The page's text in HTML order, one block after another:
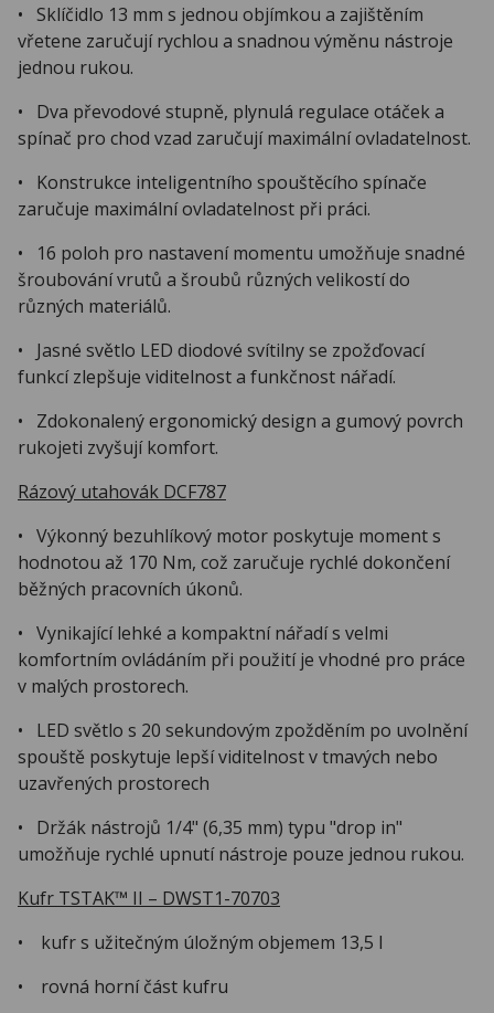
• Sklíčidlo 13 mm s jednou objímkou a zajištěním
vřetene zaručují rychlou a snadnou výměnu nástroje
jednou rukou.
• Dva převodové stupně, plynulá regulace otáček a
spínač pro chod vzad zaručují maximální ovladatelnost.
• Konstrukce inteligentního spouštěcího spínače
zaručuje maximální ovladatelnost při práci.
• 16 poloh pro nastavení momentu umožňuje snadné
šroubování vrutů a šroubů různých velikostí do
různých materiálů.
• Jasné světlo LED diodové svítilny se zpožďovací
funkcí zlepšuje viditelnost a funkčnost nářadí.
• Zdokonalený ergonomický design a gumový povrch
rukojeti zvyšují komfort.
Rázový utahovák DCF787
• Výkonný bezuhlíkový motor poskytuje moment s
hodnotou až 170 Nm, což zaručuje rychlé dokončení
běžných pracovních úkonů.
• Vynikající lehké a kompaktní nářadí s velmi
komfortním ovládáním při použití je vhodné pro práce
v malých prostorech.
• LED světlo s 20 sekundovým zpožděním po uvolnění
spouště poskytuje lepší viditelnost v tmavých nebo
uzavřených prostorech
• Držák nástrojů 1/4" (6,35 mm) typu "drop in"
umožňuje rychlé upnutí nástroje pouze jednou rukou.
Kufr TSTAK™ II – DWST1-70703
• kufr s užitečným úložným objemem 13,5 l
• rovná horní část kufru